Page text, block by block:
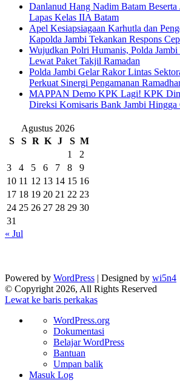
Danlanud Hang Nadim Batam
Lapas Kelas IIA Batam
Apel Kesiapsiagaan Karhutla dan
Kapolda Jambi Tekankan Respons
Wujudkan Polri Humanis, Polda Jambi
Lewat Paket Takjil Ramadan
Polda Jambi Gelar Rakor Lintas
Perkuat Sinergi Pengamanan
‎MAPPAN Demo KPK Lagi! KPK
Direksi Komisaris Bank Jambi Hingga
Agustus 2026
S
S R K J S M
1
2
3
4 5 6 7 8
9
10 11 12 13 14 15 16
17 18 19 20 21 22 23
24 25 26 27 28 29 30
31
« Jul
Powered by WordPress | Designed by wi5n4
© Copyright 2026, All Rights Reserved
Lewat ke baris perkakas
Tentang
WordPress
WordPress.org
Dokumentasi
Belajar WordPress
Bantuan
Umpan balik
Masuk Log